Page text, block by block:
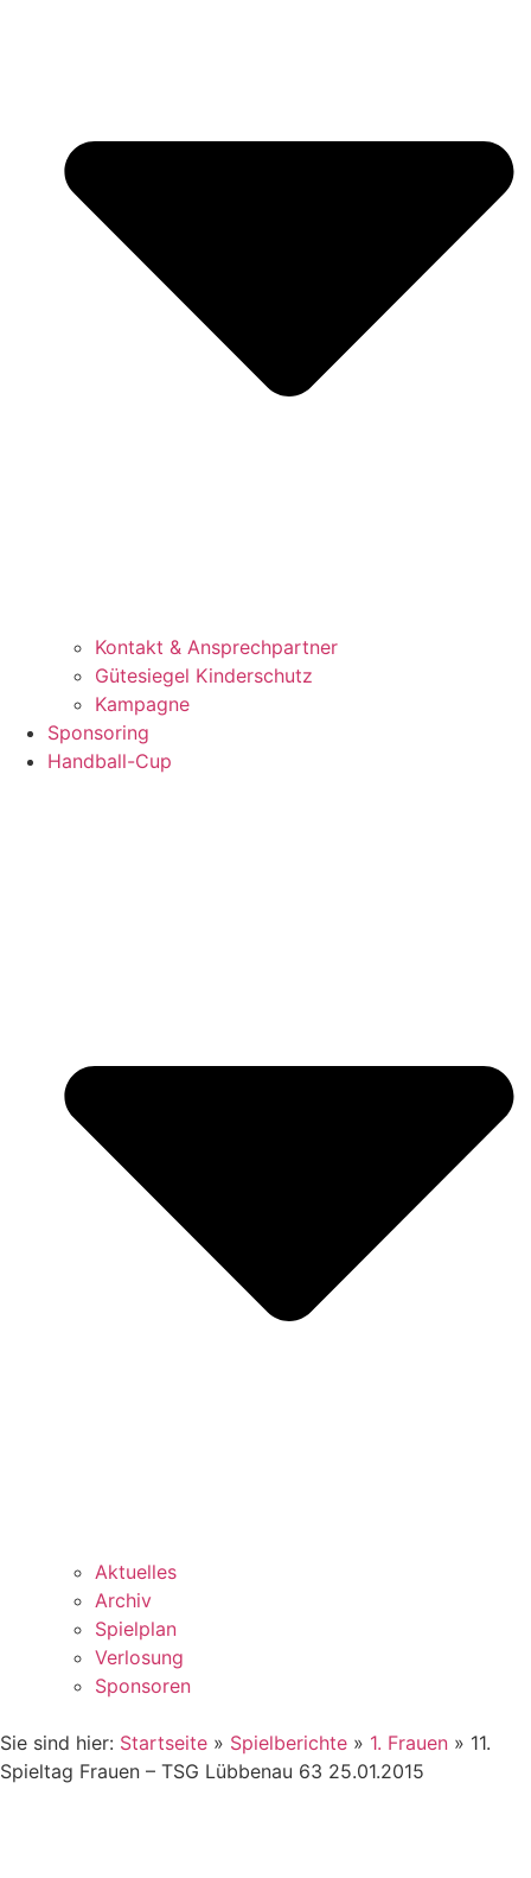
Kontakt & Ansprechpartner
Gütesiegel Kinderschutz
Kampagne
Sponsoring
Handball-Cup
Aktuelles
Archiv
Spielplan
Verlosung
Sponsoren
Sie sind hier: Startseite » Spielberichte » 1. Frauen » 11.
Spieltag Frauen – TSG Lübbenau 63 25.01.2015